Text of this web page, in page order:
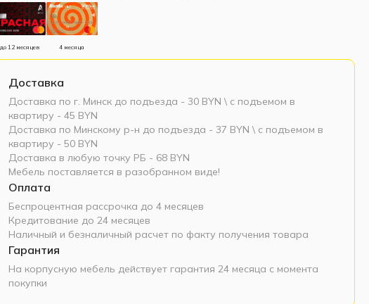
до 12 месяцев 4 месяца
Доставка
Доставка по г. Минск до подъезда - 30 BYN \ c подъемом в
квартиру - 45 BYN
Доставка по Минскому р-н до подъезда - 37 BYN \ c подъемом в
квартиру - 50 BYN
Доставка в любую точку РБ - 68 BYN
Мебель поставляется в разобранном виде!
Оплата
Беспроцентная рассрочка до 4 месяцев
Кредитование до 24 месяцев
Наличный и безналичный расчет по факту получения товара
Гарантия
На корпусную мебель действует гарантия 24 месяца с момента
покупки